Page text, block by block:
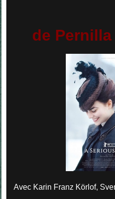
de
Avec Karin Franz Körlof,